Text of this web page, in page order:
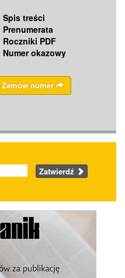
Spis treści
Prenumerata
Roczniki PDF
Numer okazowy
Zamów numer
Zatwierdź